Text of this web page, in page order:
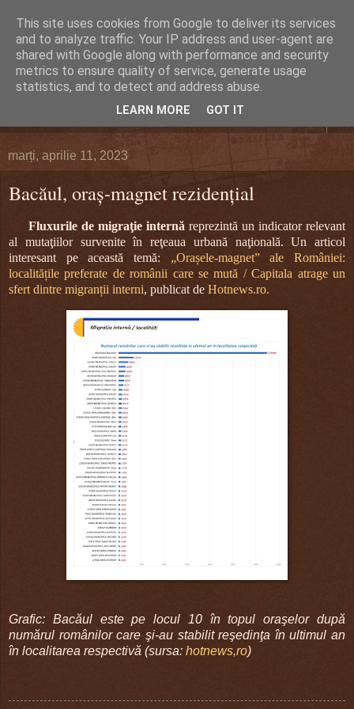
DEFERLĂRI
Despre şi pentru Bacău. Totul la obiect.
marți, aprilie 11, 2023
Bacăul, oraş-magnet rezidenţial
Fluxurile de migraţie internă reprezintă un indicator relevant
al mutaţiilor survenite în reţeaua urbană naţională. Un articol
interesant pe această temă: „Orașele-magnet” ale României:
localitățile preferate de românii care se mută / Capitala atrage un
sfert dintre migranții interni, publicat de Hotnews.ro.
Grafic: Bacăul este pe locul 10 în topul oraşelor după
numărul românilor care şi-au stabilit reşedinţa în ultimul an
în localitarea respectivă (sursa: hotnews,ro)
This site uses cookies from Google to deliver its services
and to analyze traffic. Your IP address and user-agent are
shared with Google along with performance and security
metrics to ensure quality of service, generate usage
statistics, and to detect and address abuse.
LEARN MORE GOT IT